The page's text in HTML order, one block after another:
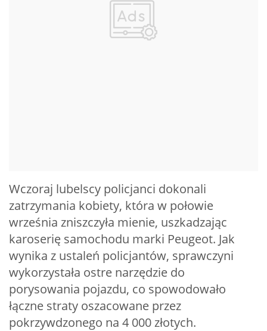
Wczoraj lubelscy policjanci dokonali
zatrzymania kobiety, która w połowie
września zniszczyła mienie, uszkadzając
karoserię samochodu marki Peugeot. Jak
wynika z ustaleń policjantów, sprawczyni
wykorzystała ostre narzędzie do
porysowania pojazdu, co spowodowało
łączne straty oszacowane przez
pokrzywdzonego na 4 000 złotych.